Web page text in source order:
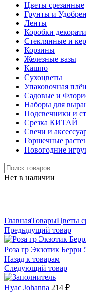
Цветы срезанные
Грунты и
Ленты
Коробки
Стеклянные и
Корзины
Железные вазы
Кашпо
Сухоцветы
Упаковочная
Садовые и
Наборы для
Подсвечники и
Срезка КИТАЙ
Свечи и
Горшечные
Новогодние
Нет в наличии
ГлавнаяТоварыЦветы
Предыдущий товар
Роза гр Экзотик Берри
Назад к товарам
Следующий товар
Hyac Johanna 214 ₽